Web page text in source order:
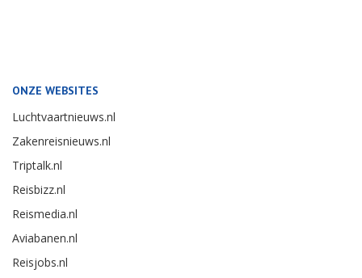
ONZE WEBSITES
Luchtvaartnieuws.nl
Zakenreisnieuws.nl
Triptalk.nl
Reisbizz.nl
Reismedia.nl
Aviabanen.nl
Reisjobs.nl